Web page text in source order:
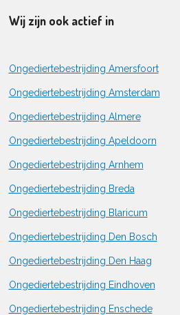
Wij zijn ook actief in
Ongediertebestrijding Amersfoort
Ongediertebestrijding Amsterdam
Ongediertebestrijding Almere
Ongediertebestrijding Apeldoorn
Ongediertebestrijding Arnhem
Ongediertebestrijding Breda
Ongediertebestrijding Blaricum
Ongediertebestrijding Den Bosch
Ongediertebestrijding Den Haag
Ongediertebestrijding Eindhoven
Ongediertebestrijding Enschede